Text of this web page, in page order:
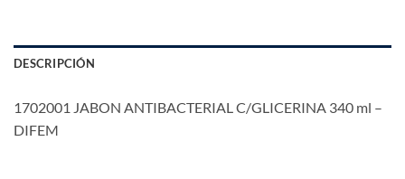
DESCRIPCIÓN
1702001 JABON ANTIBACTERIAL C/GLICERINA 340 ml –
DIFEM